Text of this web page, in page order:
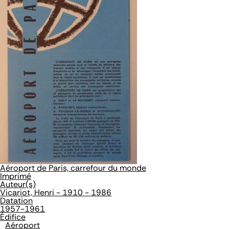
Aéroport de Paris, carrefour du monde
Imprimé
Auteur(s)
Vicariot, Henri - 1910 - 1986
Datation
1957-1961
Édifice
Aéroport